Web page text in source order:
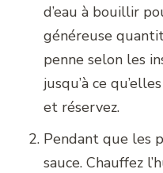
d’eau à bouillir
généreuse
penne selon les
jusqu’à ce
et réservez.
Pendant que les
sauce. Chauffez